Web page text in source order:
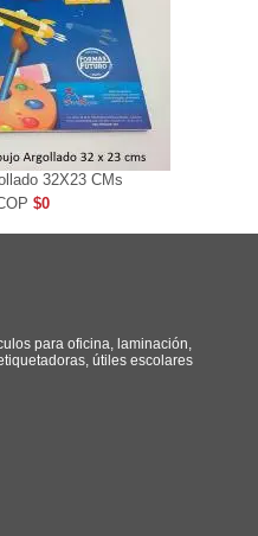
32X23 CMs
$0
para oficina, laminación,
útiles escolares